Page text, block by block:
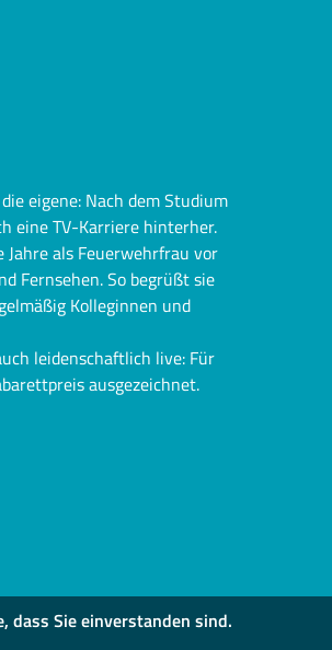
dass Sie einverstanden sind.
eigene: Nach dem Studium
eine TV-Karriere hinterher.
als Feuerwehrfrau vor
Fernsehen. So begrüßt sie
Kolleginnen und
leidenschaftlich live: Für
ausgezeichnet.